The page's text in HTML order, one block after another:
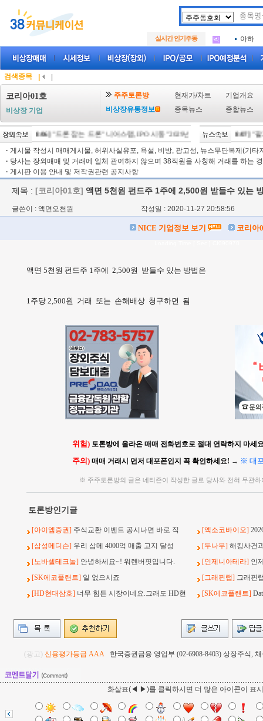
실시간 인기주동
아크로
.
삼성메
아하
.
삼성메
검색종목
코리아01호
비상장 기업
주주토론방 현재가/차트
기업개요
비상장유통정보
종목뉴스 종합뉴스
[08/06]"드론 잡는 드론" 니어스랩, IPO 시동 "2029년 방공망 체계 편입" [08/
[08/07]"팔
· 게시물 작성시 매매게시물, 허위사실유포, 욕설, 비방, 광고성, 뉴스무단복제(기타
· 당사는 장외매매 및 거래에 일체 관여하지 않으며 38직원을 사칭해 거래를 하는
· 게시판 이용 안내 및 저작권관련 공지사항
제목 : [코리아01호] 액면 5천원 펀드주 1주에 2,500원 받들수 있는
글쓴이 : 액면오천원 작성일 : 2020-11-27 20:58:56
NICE 기업정보 보기 코리아
액면 5천원 펀드주 1주에 2,500원 받들수 있는 방법은
1주당 2,500원 거래 또는 손해배상 청구하면 됨
위험) 토론방에 올라온 매매 전화번호로 절대 연락하지 마세
주의) 매매 거래시 먼저 대포폰인지 꼭 확인하세요! → ※ 대
※ 주주토론방의 글은 네티즌이 작성한 글로 당사와 전혀 무관
토론방인기글
[아이엠증권] 주식교환 이벤트 공시나면 바로 직 [엑소코바이오]
[삼성메디슨] 우리 삼메 4000억 매출 고지 달성 [두나무] 해킹사건
[노바셀테크놀] 안녕하세요~! 워렌버핏입니다. [인제니아테라] 인
[SK에코플랜트] 일 없으시죠 [그래핀랩] 그래핀
[HD현대삼호] 너무 힘든 시장이네요.그래도 HD현 [SK에코플랜트]
(광고) 신용평가등급 AAA 한국증권금융 영업부 (02-6908-8403) 상장주식,
화살표(◀ ▶)를 클릭하시면 더 많은 아이콘이 표